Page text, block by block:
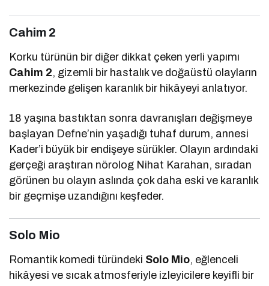
Cahim 2
Korku türünün bir diğer dikkat çeken yerli yapımı
Cahim 2, gizemli bir hastalık ve doğaüstü olayların
merkezinde gelişen karanlık bir hikâyeyi anlatıyor.
18 yaşına bastıktan sonra davranışları değişmeye
başlayan Defne’nin yaşadığı tuhaf durum, annesi
Kader’i büyük bir endişeye sürükler. Olayın ardındaki
gerçeği araştıran nörolog Nihat Karahan, sıradan
görünen bu olayın aslında çok daha eski ve karanlık
bir geçmişe uzandığını keşfeder.
Solo Mio
Romantik komedi türündeki Solo Mio, eğlenceli
hikâyesi ve sıcak atmosferiyle izleyicilere keyifli bir